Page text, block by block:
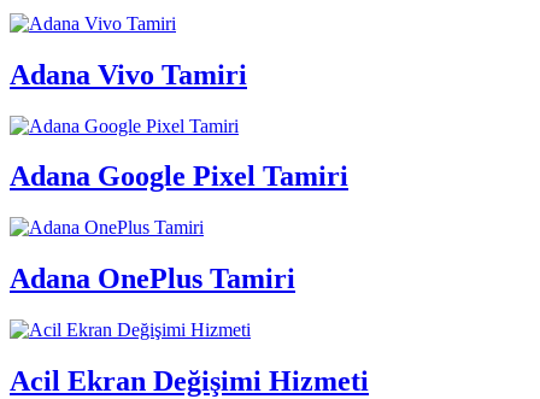
Adana Vivo Tamiri
Adana Google Pixel Tamiri
Adana OnePlus Tamiri
Acil Ekran Değişimi Hizmeti